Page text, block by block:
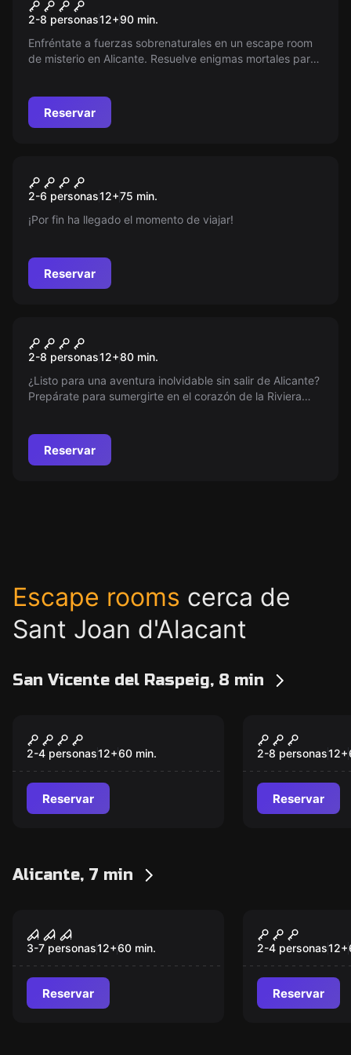
Nuevo
tabla esmeralda
2-8 personas12+90 min.
Enfréntate a fuerzas sobrenaturales en un escape room
de misterio en Alicante. Resuelve enigmas mortales para
Reservar
Nuevo
El Viaje y los tesoros de
Kokulkan
2-6 personas12+75 min.
¡Por fin ha llegado el momento de viajar!
Reservar
Nuevo
El Viaje y los tesoros de
Kokulkan
2-8 personas12+80 min.
¿Listo para una aventura inolvidable sin salir de Alicante?
Prepárate para sumergirte en el corazón de la Riviera
habilidades en este desafío único!
Reservar
Escape rooms cerca de
Sant Joan d'Alacant
San Vicente del Raspeig, 8 min
Nuevo
Pandora
2-4 personas12+60 min.
Reservar
Nuevo
Sinescape:
Salvación
2-8 personas12+
Reservar
Alicante, 7 min
Dead Mansion
3-7 personas12+60 min.
Reservar
Huxley VR
2-4 personas12+
Reservar